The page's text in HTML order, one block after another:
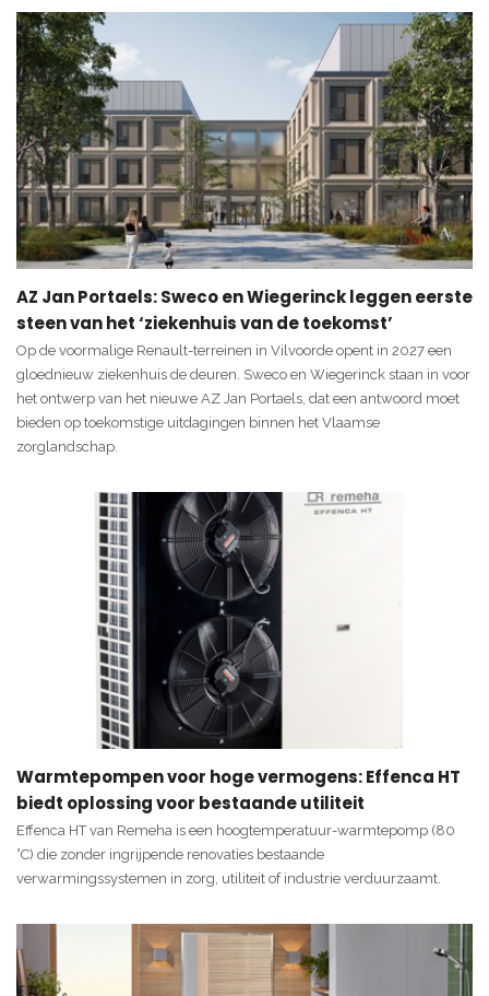
AZ Jan Portaels: Sweco en Wiegerinck leggen eerste
steen van het ‘ziekenhuis van de toekomst’
Op de voormalige Renault-terreinen in Vilvoorde opent in 2027 een
gloednieuw ziekenhuis de deuren. Sweco en Wiegerinck staan in voor
het ontwerp van het nieuwe AZ Jan Portaels, dat een antwoord moet
bieden op toekomstige uitdagingen binnen het Vlaamse
zorglandschap.
Warmtepompen voor hoge vermogens: Effenca HT
biedt oplossing voor bestaande utiliteit
Effenca HT van Remeha is een hoogtemperatuur-warmtepomp (80
°C) die zonder ingrijpende renovaties bestaande
verwarmingssystemen in zorg, utiliteit of industrie verduurzaamt.